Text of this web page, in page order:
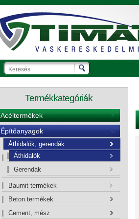
Termékkategóriák
Acéltermékek
Építőanyagok
Áthidalók, gerendák
Áthidalók
Gerendák
Baumit termékek
Beton termékek
Cement, mész